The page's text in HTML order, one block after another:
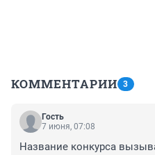
КОММЕНТАРИИ 3
Гость
7 июня, 07:08
Название конкурса